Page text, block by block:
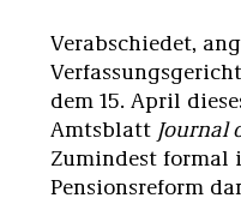
Verabschiedet,
dem 15. April
Amtsblatt Journal
Zumindest formal
Pensionsreform